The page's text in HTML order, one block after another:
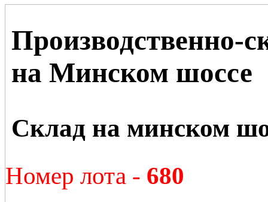
Производственно-
на Минском шоссе
Склад на минском
Номер лота - 680